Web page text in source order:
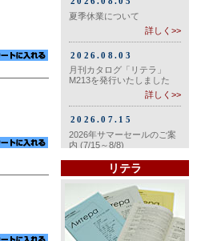
リテラ